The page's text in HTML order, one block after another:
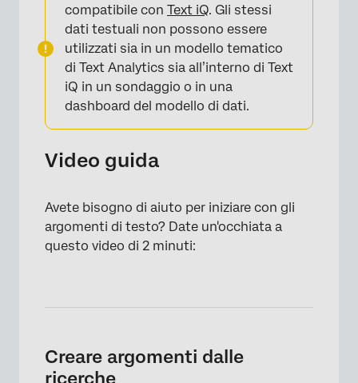
compatibile con Text iQ. Gli stessi
dati testuali non possono essere
utilizzati sia in un modello tematico
di Text Analytics sia all’interno di Text
iQ in un sondaggio o in una
dashboard del modello di dati.
Video guida
Avete bisogno di aiuto per iniziare con gli
argomenti di testo? Date un'occhiata a
questo video di 2 minuti:
Creare argomenti dalle
ricerche